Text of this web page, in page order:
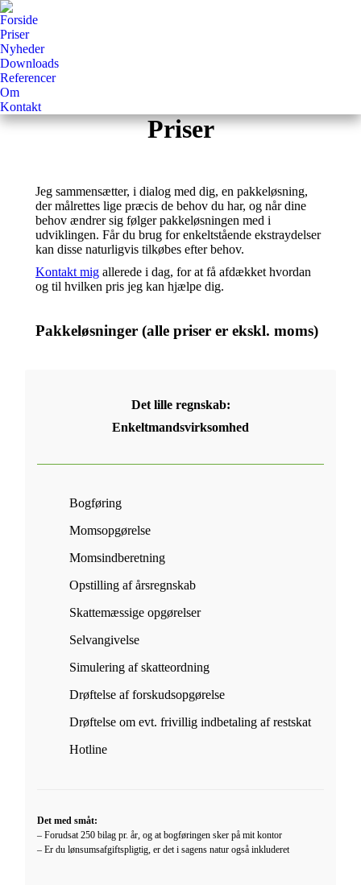
Forside
Priser
Nyheder
Downloads
Referencer
Om
Kontakt
Priser
Jeg sammensætter, i dialog med dig, en pakkeløsning,
der målrettes lige præcis de behov du har, og når dine
behov ændrer sig følger pakkeløsningen med i
udviklingen. Får du brug for enkeltstående ekstraydelser
kan disse naturligvis tilkøbes efter behov.
Kontakt mig allerede i dag, for at få afdækket hvordan
og til hvilken pris jeg kan hjælpe dig.
Pakkeløsninger (alle priser er ekskl. moms)
Det lille regnskab:
Enkeltmandsvirksomhed
Bogføring
Momsopgørelse
Momsindberetning
Opstilling af årsregnskab
Skattemæssige opgørelser
Selvangivelse
Simulering af skatteordning
Drøftelse af forskudsopgørelse
Drøftelse om evt. frivillig indbetaling af restskat
Hotline
Det med småt:
– Forudsat 250 bilag pr. år, og at bogføringen sker på mit kontor
– Er du lønsumsafgiftspligtig, er det i sagens natur også inkluderet